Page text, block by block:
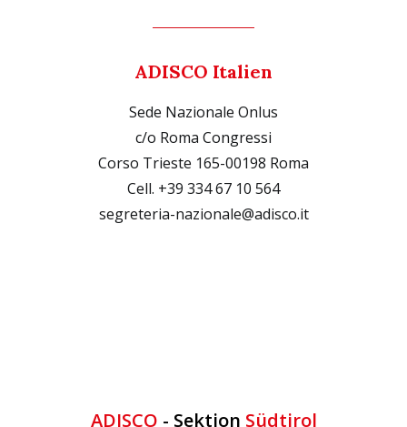
ADISCO Italien
Sede Nazionale Onlus
c/o Roma Congressi
Corso Trieste 165-00198 Roma
Cell. +39 334 67 10 564
segreteria-nazionale@adisco.it
ADISCO - Sektion Südtirol